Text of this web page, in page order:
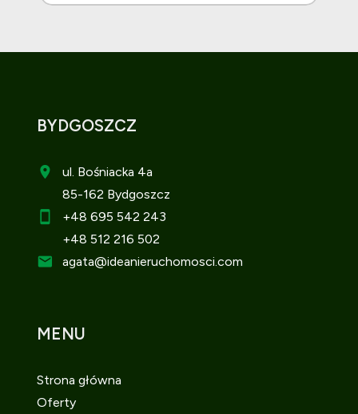
BYDGOSZCZ
ul. Bośniacka 4a
85-162 Bydgoszcz
+48 695 542 243
+48 512 216 502
agata@ideanieruchomosci.com
MENU
Strona główna
Oferty